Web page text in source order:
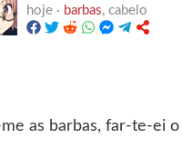
hoje · barbas, cabelo
me as barbas, far-te-ei